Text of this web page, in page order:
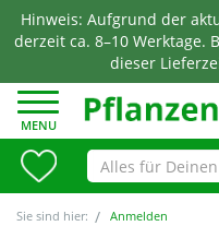
Hinweis: Aufgrund der
derzeit ca. 8–10 Werktage.
dieser
MENU
Sie sind hier: Anmelden